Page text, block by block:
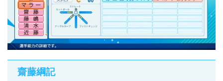
齋藤綱記